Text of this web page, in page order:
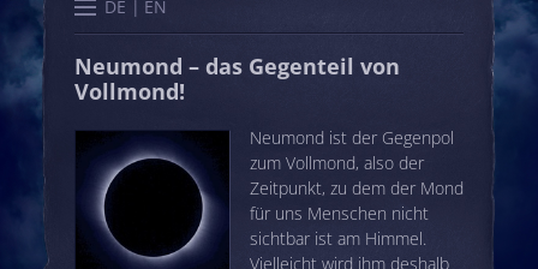
DE EN
Start Kalender Karten
Neumond – das Gegenteil von
Vollmond!
Neumond ist der Gegenpol
zum Vollmond, also der
Zeitpunkt, zu dem der Mond
für uns Menschen nicht
sichtbar ist am Himmel.
Vielleicht wird ihm deshalb